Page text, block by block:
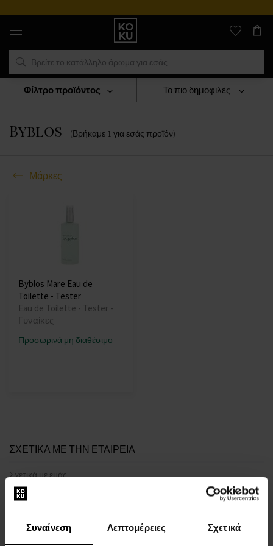
Συναίνεση Λεπτομέρειες Σχετικά
Αυθεντικά
αρώματα
και
ρολόγια
σε
μέρος
Μάρκες
Byblos
Byblos (Βρήκαμε 1 για εσάς προϊόν)
Το πιο δημοφιλές
Μάρκες
Φίλτρο προϊόντος
Byblos Mare Eau de
Toilette - Tester
Eau de Toilette - Tester -
Γυναίκες
Προσωρινά μη διαθέσιμο
ΣΧΕΤΙΚΑ ΜΕ ΤΗΝ ΕΤΑΙΡΕΙΑ
Σχετικά με εμάς
ΦΟΡΜΑ ΕΠΙΚΟΙΝΩΝΙΑΣ